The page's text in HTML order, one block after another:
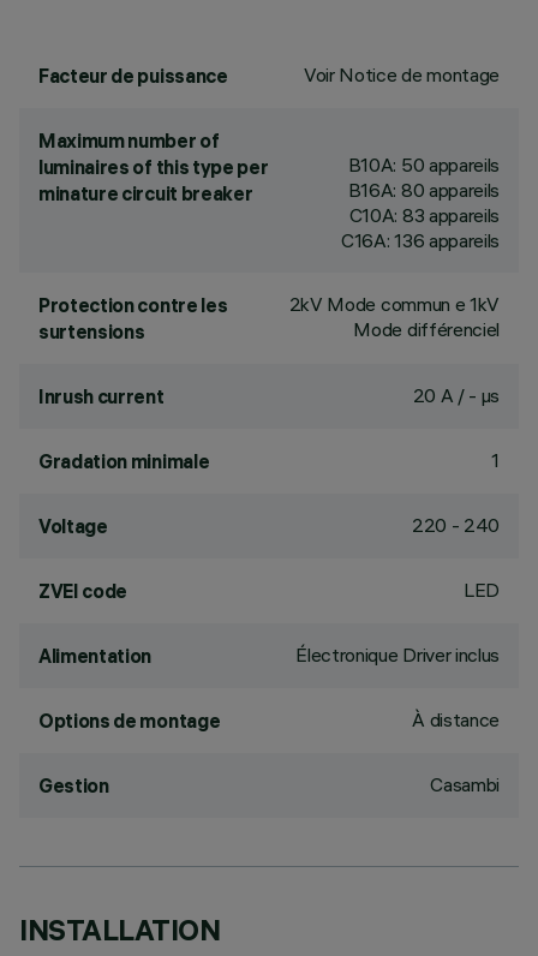
Facteur de puissance Voir Notice de montage
Maximum number of
luminaires of this type per
minature circuit breaker
B10A: 50 appareils
B16A: 80 appareils
C10A: 83 appareils
C16A: 136 appareils
Protection contre les
surtensions
2kV Mode commun e 1kV
Mode différenciel
Inrush current 20 A / - µs
Gradation minimale 1
Voltage 220 - 240
ZVEI code LED
Alimentation Électronique Driver inclus
Options de montage À distance
Gestion Casambi
INSTALLATION